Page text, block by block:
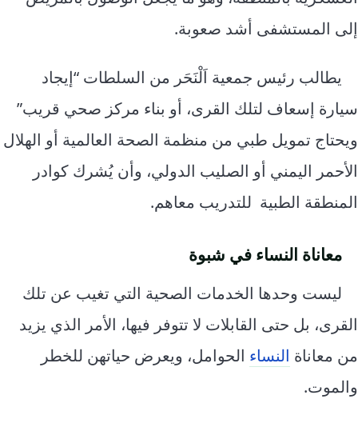
إلى المستشفى أشد صعوبة.
يطالب رئيس جمعية اَلْنَحَر من السلطات “إيجاد
سيارة إسعاف لتلك القرى، أو بناء مركز صحي قريب”
ويحتاج تمويل طبي من منظمة الصحة العالمية أو الهلال
الأحمر اليمني أو الصليب الدولي، وأن يُشرك كوادر
المنطقة الطبية للتدريب معاهم.
معاناة النساء في شبوة
ليست وحدها الخدمات الصحية التي تغيب عن تلك
القرى، بل حتى القابلات لا تتوفر فيها، الأمر الذي يزيد
من معاناة النساء الحوامل، ويعرض حياتهن للخطر
والموت.